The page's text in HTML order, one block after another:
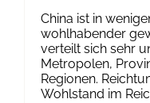
China ist in
wohlhabender
verteilt sich sehr
Metropolen,
Regionen.
Wohlstand im